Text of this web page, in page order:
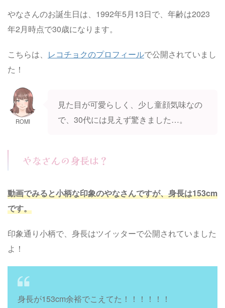
やなさんのお誕生日は、1992年5月13日で、年齢は2023
年2月時点で30歳になります。
こちらは、 レコチョクのプロフィールで公開されていまし
た！
ROMI
見た目が可愛らしく、少し童顔気味なの
で、30代には見えず驚きました…。
やなさんの身長は？
動画でみると小柄な印象のやなさんですが、身長は153cm
です。
印象通り小柄で、身長はツイッターで公開されていました
よ！
身長が153cm余裕でこえてた！！！！！！